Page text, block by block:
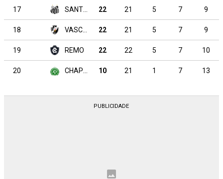
17 SANTOS 22 21 5 7 9
18 VASCO DA GAMA 22 21 5 7 9
19 REMO 22 22 5 7 10
20 CHAPECOENSE 10 21 1 7 13